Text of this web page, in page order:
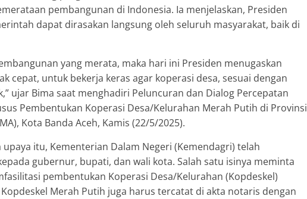
pembangunan di Indonesia. Ia menjelaskan, Presiden
dapat dirasakan langsung oleh seluruh masyarakat, baik di
yang merata, maka hari ini Presiden menugaskan
cepat, untuk bekerja keras agar koperasi desa, sesuai dengan
ujar Bima saat menghadiri Peluncuran dan Dialog Percepatan
Pembentukan Koperasi Desa/Kelurahan Merah Putih di Provinsi
Kota Banda Aceh, Kamis (22/5/2025).
itu, Kementerian Dalam Negeri (Kemendagri) telah
gubernur, bupati, dan wali kota. Salah satu isinya meminta
pembentukan Koperasi Desa/Kelurahan (Kopdeskel)
Merah Putih juga harus tercatat di akta notaris dengan